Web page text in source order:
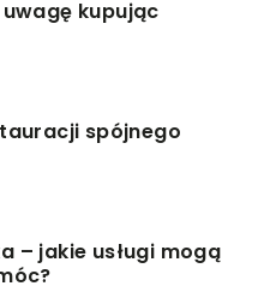
kupując
spójnego
– jakie usługi mogą